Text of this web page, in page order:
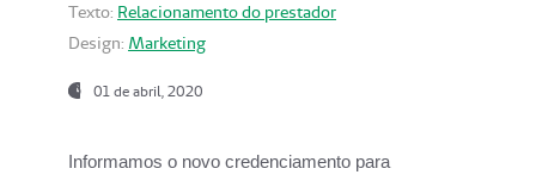
Texto: Relacionamento do prestador
Design: Marketing
01 de abril, 2020
Informamos o novo credenciamento para